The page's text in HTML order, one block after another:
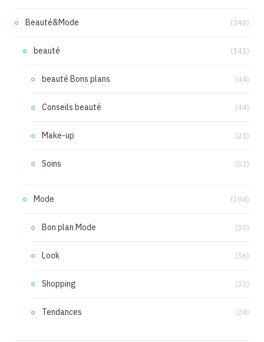
Beauté&Mode (248)
beauté (141)
beauté Bons plans (44)
Conseils beauté (44)
Make-up (21)
Soins (51)
Mode (104)
Bon plan Mode (30)
Look (36)
Shopping (33)
Tendances (24)